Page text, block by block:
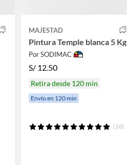
MAJESTAD
Pintura Temple blanca 5 Kg
Por SODIMAC
S/ 12.50
Retira desde 120 min
Envío en 120 min
(18)